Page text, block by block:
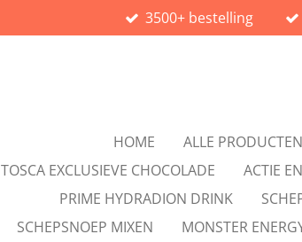
3500+ bestelling
HOME ALLE PRODUCTEN
TOSCA EXCLUSIEVE CHOCOLADE
ACTIE
PRIME HYDRADION DRINK
SCHEPSNOEP MIXEN
MONSTER